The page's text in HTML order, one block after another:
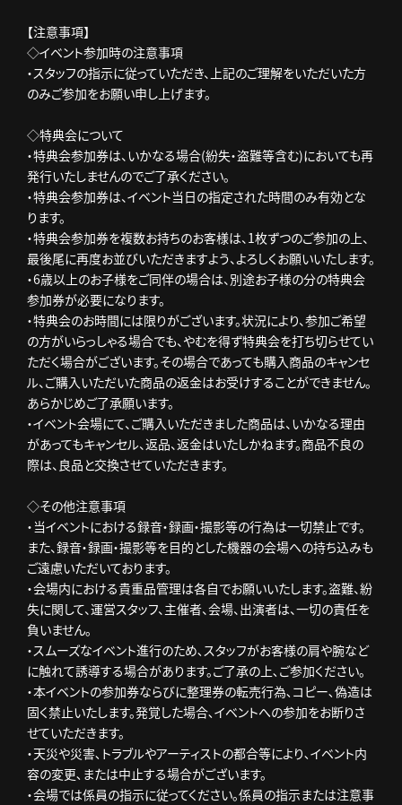
【注意事項】
◇イベント参加時の注意事項
・スタッフの指示に従っていただき、上記のご理解をいただいた方
のみご参加をお願い申し上げます。
◇特典会について
・特典会参加券は、いかなる場合(紛失・盗難等含む)においても再
発行いたしませんのでご了承ください。
・特典会参加券は、イベント当日の指定された時間のみ有効とな
ります。
・特典会参加券を複数お持ちのお客様は、1枚ずつのご参加の上、
最後尾に再度お並びいただきますよう、よろしくお願いいたします。
・6歳以上のお子様をご同伴の場合は、別途お子様の分の特典会
参加券が必要になります。
・特典会のお時間には限りがございます。状況により、参加ご希望
の方がいらっしゃる場合でも、やむを得ず特典会を打ち切らせてい
ただく場合がございます。その場合であっても購入商品のキャンセ
ル、ご購入いただいた商品の返金はお受けすることができません。
あらかじめご了承願います。
・イベント会場にて、ご購入いただきました商品は、いかなる理由
があってもキャンセル、返品、返金はいたしかねます。商品不良の
際は、良品と交換させていただきます。
◇その他注意事項
・当イベントにおける録音・録画・撮影等の行為は一切禁止です。
また、録音・録画・撮影等を目的とした機器の会場への持ち込みも
ご遠慮いただいております。
・会場内における貴重品管理は各自でお願いいたします。盗難、紛
失に関して、運営スタッフ、主催者、会場、出演者は、一切の責任を
負いません。
・スムーズなイベント進行のため､スタッフがお客様の肩や腕など
に触れて誘導する場合があります。ご了承の上､ご参加ください。
・本イベントの参加券ならびに整理券の転売行為､コピー､偽造は
固く禁止いたします。発覚した場合､イベントへの参加をお断りさ
せていただきます。
・天災や災害､トラブルやアーティストの都合等により､イベント内
容の変更､または中止する場合がございます。
・会場では係員の指示に従ってください。係員の指示または注意事